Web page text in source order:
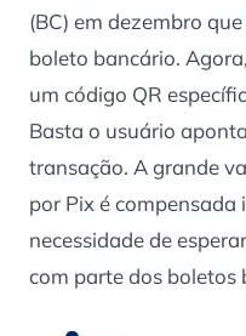
(BC) em dezembro
boleto bancário.
um código QR
Basta o usuário
transação. A grande
por Pix é
necessidade de
com parte dos boletos